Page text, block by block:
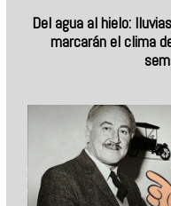
Del agua al hielo:
marcarán el clima